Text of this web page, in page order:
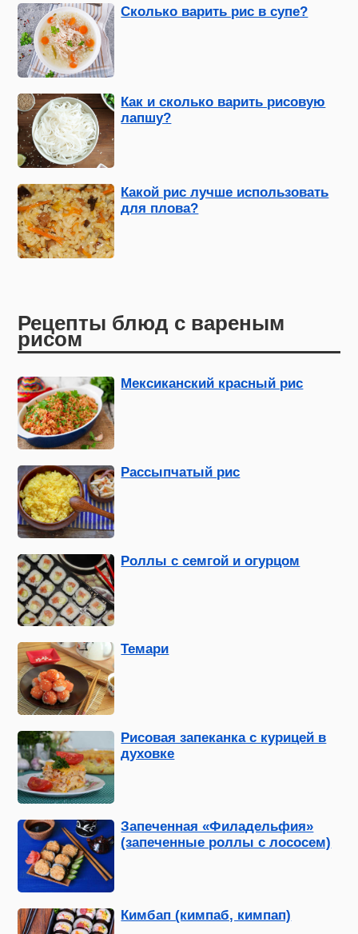
Сколько варить рис в супе?
Как и сколько варить рисовую
лапшу?
Какой рис лучше использовать
для плова?
Рецепты блюд с вареным
рисом
Мексиканский красный рис
Рассыпчатый рис
Роллы с семгой и огурцом
Темари
Рисовая запеканка с курицей в
духовке
Запеченная «Филадельфия»
(запеченные роллы с лососем)
Кимбап (кимпаб, кимпап)